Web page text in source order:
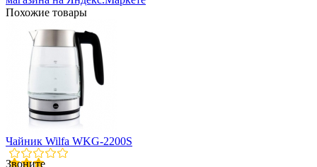
Похожие товары
Чайник Wilfa WKG-2200S
Звоните